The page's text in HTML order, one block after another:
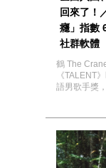
回來了！
癮」指數
社群軟體
鶴 The
《TALENT
語男歌手獎